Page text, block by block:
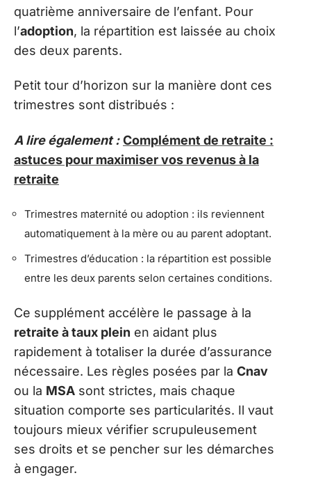
quatrième anniversaire de l’enfant. Pour
l’adoption, la répartition est laissée au choix
des deux parents.
Petit tour d’horizon sur la manière dont ces
trimestres sont distribués :
A lire également : Complément de retraite :
astuces pour maximiser vos revenus à la
retraite
Trimestres maternité ou adoption : ils reviennent
automatiquement à la mère ou au parent adoptant.
Trimestres d’éducation : la répartition est possible
entre les deux parents selon certaines conditions.
Ce supplément accélère le passage à la
retraite à taux plein en aidant plus
rapidement à totaliser la durée d’assurance
nécessaire. Les règles posées par la Cnav
ou la MSA sont strictes, mais chaque
situation comporte ses particularités. Il vaut
toujours mieux vérifier scrupuleusement
ses droits et se pencher sur les démarches
à engager.